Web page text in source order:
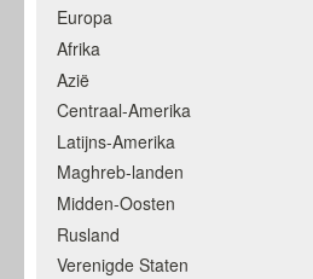
Europa
Afrika
Azië
Centraal-Amerika
Latijns-Amerika
Maghreb-landen
Midden-Oosten
Rusland
Verenigde Staten